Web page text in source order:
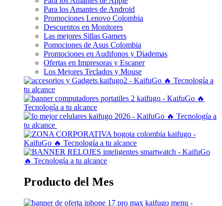
Para los Amantes de Android
Promociones Lenovo Colombia
Descuentos en Monitores
Las mejores Sillas Gamers
Pomociones de Asus Colombia
Promociones en Audifonos y Diademas
Ofertas en Impresoras y Escaner
Los Mejores Teclados y Mouse
Producto del Mes